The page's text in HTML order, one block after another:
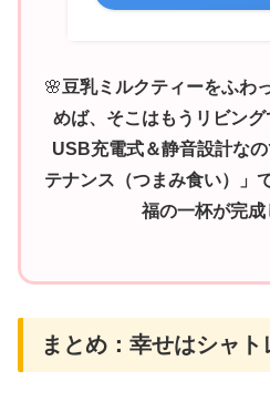
🌸豆乳ミルクティーをふわ
めば、そこはもうリビング
USB充電式＆静音設計な
テナンス（つまみ食い）」
福の一杯が完成
まとめ：幸せはシャ